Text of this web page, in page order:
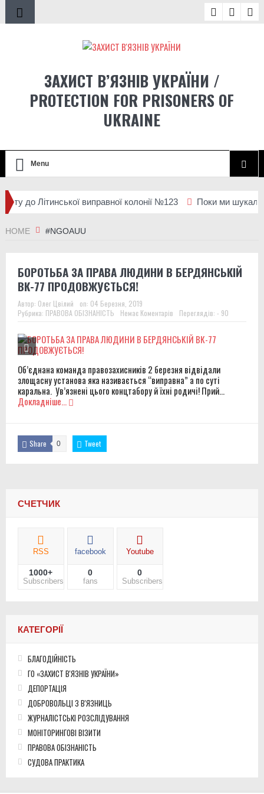
ЗАХИСТ В’ЯЗНІВ УКРАЇНИ /
PROTECTION FOR PRISONERS OF
UKRAINE
Menu
до Літинської виправної колонії №123 Поки ми шукали
HOME #NGOAUU
БОРОТЬБА ЗА ПРАВА ЛЮДИНИ В БЕРДЯНСЬКІЙ
ВК-77 ПРОДОВЖУЄТЬСЯ!
Автор: Олег Цвілий on: 04 Березня, 2019
Рубрика: ПРАВОВА ОБІЗНАНІСТЬ Немає Коментарів Переглядів: - 90
Об’єднана команда правозахисників 2 березня відвідали
злощасну установа яка називається “виправна” а по суті
каральна. Ув’язнені цього концтабору й їхні родичі! Прий...
Докладніше...
Share 0 Tweet
СЧЕТЧИК
RSS
1000+
Subscribers
facebook
0
fans
Youtube
0
Subscribers
КАТЕГОРІЇ
БЛАГОДІЙНІСТЬ
ГО «ЗАХИСТ В'ЯЗНІВ УКРАЇНИ»
ДЕПОРТАЦІЯ
ДОБРОВОЛЬЦІ З В'ЯЗНИЦЬ
ЖУРНАЛІСТСЬКІ РОЗСЛІДУВАННЯ
МОНІТОРИНГОВІ ВІЗИТИ
ПРАВОВА ОБІЗНАНІСТЬ
СУДОВА ПРАКТИКА